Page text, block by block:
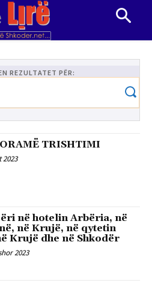
REZULTATET PËR:
TRISHTIMI
2023
në hotelin Arbëria, në
në Krujë, në qytetin
Krujë dhe në Shkodër
2023